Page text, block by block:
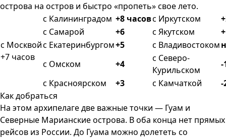
острова на остров и быстро «пропеть» свое лето.
c Москвой
+7 часов
c Калининградом +8 часовc Иркутском
c Самарой
+6 c Якутском
c Екатеринбургом+5 c Владивостоком
c Омском
+4
c Северо-
Курильском
-
c Красноярском
+3 c Камчаткой
-
Как добраться
На этом архипелаге две важные точки — Гуам и
Северные Марианские острова. В оба конца нет прямых
рейсов из России. До Гуама можно долететь со